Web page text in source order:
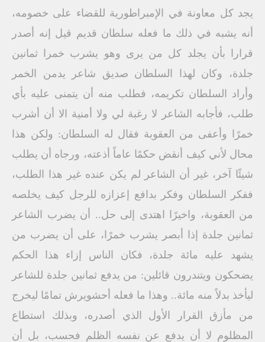
يجد كل معاونة في الإمبراطورية للقضاء على خصومه،
أنه يشبه في ذلك ما فعله سلطان قديم قيل إنه أصدر
قرارا بأن يجلد كل من يرى وهو يشرب خمرا ثمانين
جلدة، وكان لهذا السلطان صديق شاعر يدمن الخمر
وأراد السلطان تكريمه، فطلب منه أن يتمنى عليه بأي
طلب، فأجابه الشاعر لا رغبة لي ولا أمنية الا أن أشرب
خمرًا وأعفى من العقوبة فقال له السلطان: ولكن هذا
محال لأني كيف أنقض حكمًا عاماً أذعته، ورجاه أن يطلب
شيئًا آخر، غير أن الشاعر لم يكن عنده غير هذا الطلب،
ففكر السلطان وفكر بدافع إعزازه للرجل كيف يخلصه
من العقوبة، واخيرًا اهتدى إلى حل.. أن يضرب الشاعر
ثمانين جلدة إذا أبصر يشرب خمرًا، على أن يضرب من
يشهد عليه مائة جلدة، فكان الناس إزاء هذا الحكم
يضحكون ويتندرون قائلين: من يدفع ثمانين جلدة للشاعر
ليأخذ بدلاً منه مائة.. وهذا ما فعله أحشويرش تمامًا ليخرج
من مأزق القرار الأول الذي أصدره، وبذلك استطاع
المظلوم لا أن يدفع عن نفسه الظلم فحسب، بل أن